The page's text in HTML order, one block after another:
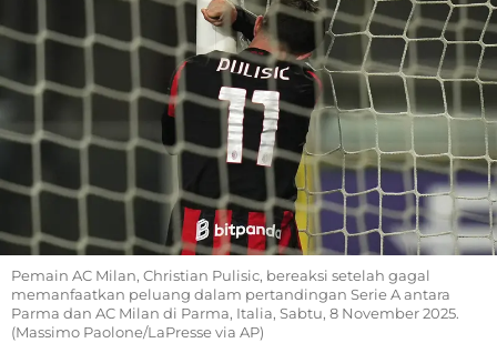
Pemain AC Milan, Christian Pulisic, bereaksi setelah gagal
memanfaatkan peluang dalam pertandingan Serie A antara
Parma dan AC Milan di Parma, Italia, Sabtu, 8 November 2025.
(Massimo Paolone/LaPresse via AP)